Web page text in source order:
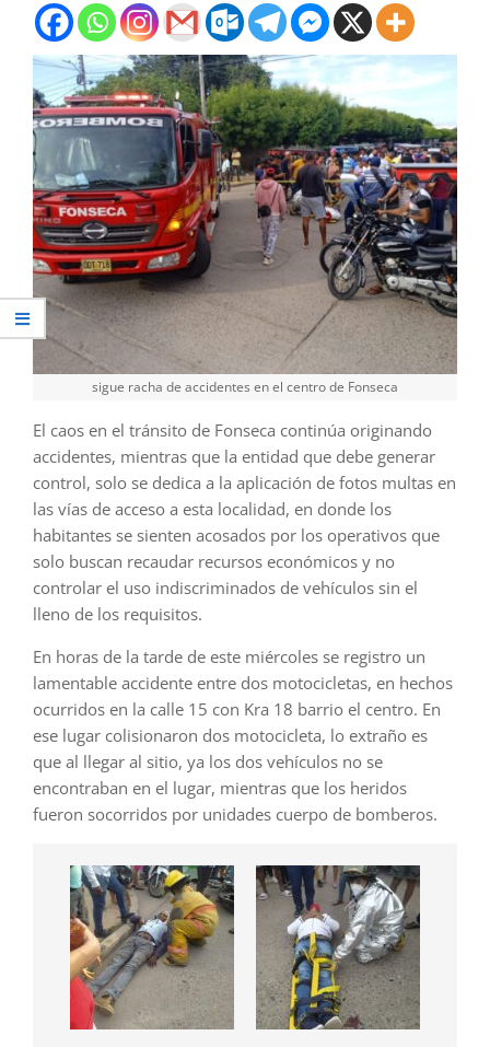
sigue racha de accidentes en el centro de Fonseca
El caos en el tránsito de Fonseca continúa originando
accidentes, mientras que la entidad que debe generar
control, solo se dedica a la aplicación de fotos multas en
las vías de acceso a esta localidad, en donde los
habitantes se sienten acosados por los operativos que
solo buscan recaudar recursos económicos y no
controlar el uso indiscriminados de vehículos sin el
lleno de los requisitos.
En horas de la tarde de este miércoles se registro un
lamentable accidente entre dos motocicletas, en hechos
ocurridos en la calle 15 con Kra 18 barrio el centro. En
ese lugar colisionaron dos motocicleta, lo extraño es
que al llegar al sitio, ya los dos vehículos no se
encontraban en el lugar, mientras que los heridos
fueron socorridos por unidades cuerpo de bomberos.